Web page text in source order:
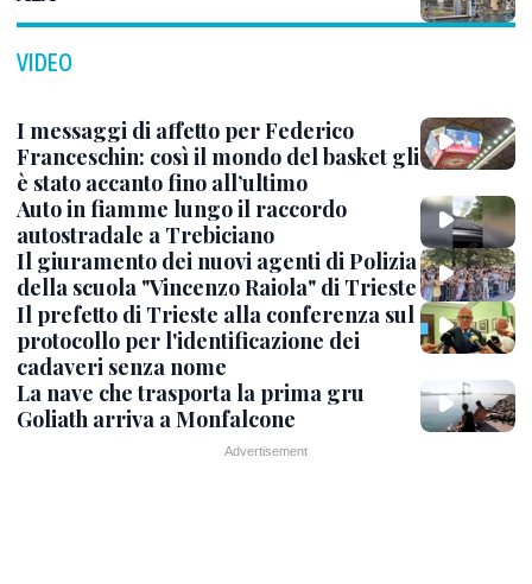
VIDEO
I messaggi di affetto per Federico
Franceschin: così il mondo del basket gli
è stato accanto fino all’ultimo
Auto in fiamme lungo il raccordo
autostradale a Trebiciano
Il giuramento dei nuovi agenti di Polizia
della scuola "Vincenzo Raiola" di Trieste
Il prefetto di Trieste alla conferenza sul
protocollo per l'identificazione dei
cadaveri senza nome
La nave che trasporta la prima gru
Goliath arriva a Monfalcone